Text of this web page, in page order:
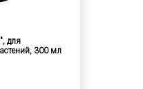
для
300 мл